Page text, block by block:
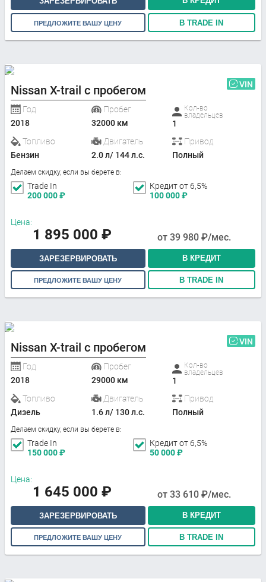
ПРЕДЛОЖИТЕ ВАШУ ЦЕНУ В TRADE IN
Nissan X-trail с пробегом VIN
Год
2018
Пробег
32000 км
Кол-во
владельцев
1
Топливо
Бензин
Двигатель
2.0 л/ 144 л.с.
Привод
Полный
Делаем скидку, если вы берете в:
Trade In
200 000₽
Кредит от 6,5%
100 000₽
Цена:
1 895 000 ₽ от 39 980 ₽/мес.
ЗАРЕЗЕРВИРОВАТЬ В КРЕДИТ
ПРЕДЛОЖИТЕ ВАШУ ЦЕНУ В TRADE IN
Nissan X-trail с пробегом VIN
Год
2018
Пробег
29000 км
Кол-во
владельцев
1
Топливо
Дизель
Двигатель
1.6 л/ 130 л.с.
Привод
Полный
Делаем скидку, если вы берете в:
Trade In
150 000₽
Кредит от 6,5%
50 000₽
Цена:
1 645 000 ₽ от 33 610 ₽/мес.
ЗАРЕЗЕРВИРОВАТЬ В КРЕДИТ
ПРЕДЛОЖИТЕ ВАШУ ЦЕНУ В TRADE IN